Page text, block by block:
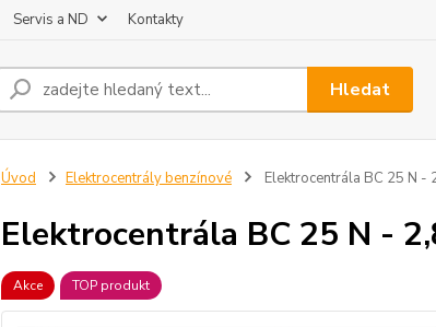
Servis a ND Kontakty
Hledat
Úvod Elektrocentrály benzínové Elektrocentrála BC 25 N -
Elektrocentrála BC 25 N -
Akce TOP produkt